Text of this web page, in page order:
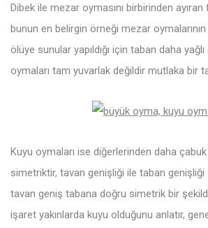
Dibek ile mezar oymasını birbirinden ayıran
bunun en belirgin örneği mezar oymalarının
ölüye sunular yapıldığı için taban daha
oymaları tam yuvarlak değildir mutlaka bir
Kuyu oymaları ise diğerlerinden daha çabuk
simetriktir, tavan genişliği ile taban genişliği
tavan geniş tabana doğru simetrik bir
işaret yakınlarda kuyu olduğunu anlatır,